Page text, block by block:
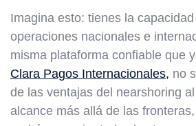
Imagina esto: tienes la
operaciones nacionales e
misma plataforma confiable que
Clara Pagos Internacionales, no
de las ventajas del nearshoring
alcance más allá de las